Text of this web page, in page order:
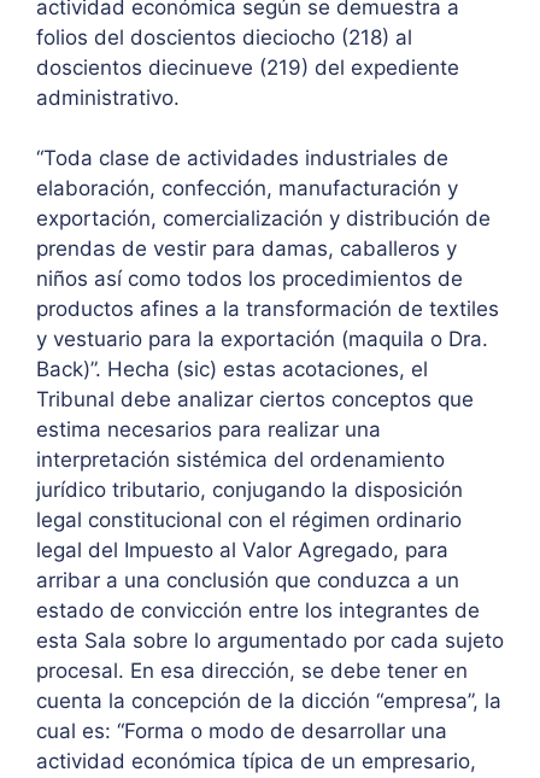
actividad económica según se demuestra a
folios del doscientos dieciocho (218) al
doscientos diecinueve (219) del expediente
administrativo.
“Toda clase de actividades industriales de
elaboración, confección, manufacturación y
exportación, comercialización y distribución de
prendas de vestir para damas, caballeros y
niños así como todos los procedimientos de
productos afines a la transformación de textiles
y vestuario para la exportación (maquila o Dra.
Back)”. Hecha (sic) estas acotaciones, el
Tribunal debe analizar ciertos conceptos que
estima necesarios para realizar una
interpretación sistémica del ordenamiento
jurídico tributario, conjugando la disposición
legal constitucional con el régimen ordinario
legal del Impuesto al Valor Agregado, para
arribar a una conclusión que conduzca a un
estado de convicción entre los integrantes de
esta Sala sobre lo argumentado por cada sujeto
procesal. En esa dirección, se debe tener en
cuenta la concepción de la dicción “empresa”, la
cual es: “Forma o modo de desarrollar una
actividad económica típica de un empresario,